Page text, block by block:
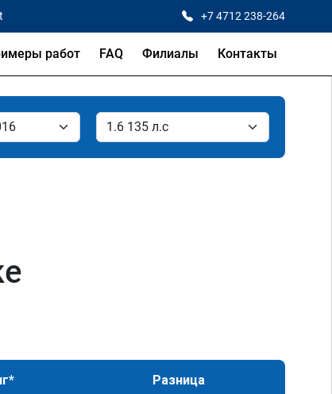
+7 4712 238-264
работ FAQ Филиалы Контакты
Разница